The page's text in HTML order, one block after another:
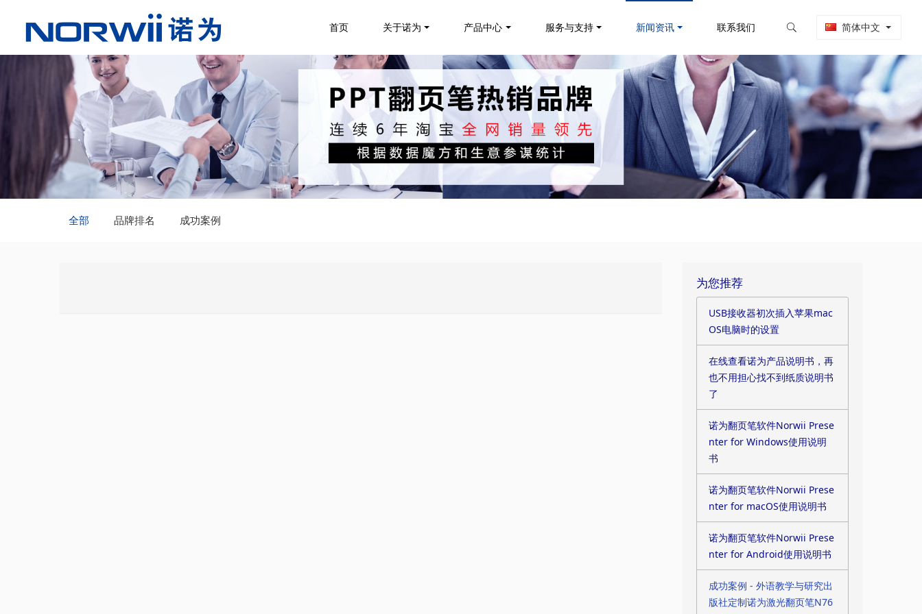
简体中文
首页 关于诺为 产品中心 服务与支持 新闻资讯 联系我们
全部 品牌排名 成功案例
为您推荐
USB接收器初次插入苹果mac
OS电脑时的设置
在线查看诺为产品说明书，再
也不用担心找不到纸质说明书
了
诺为翻页笔软件Norwii Prese
nter for Windows使用说明
书
诺为翻页笔软件Norwii Prese
nter for macOS使用说明书
诺为翻页笔软件Norwii Prese
nter for Android使用说明书
成功案例 - 外语教学与研究出
版社定制诺为激光翻页笔N76